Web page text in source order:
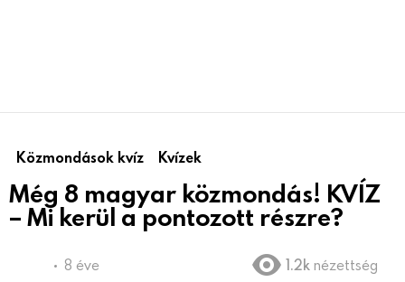
Közmondások kvíz Kvízek
Még 8 magyar közmondás! KVÍZ
– Mi kerül a pontozott részre?
8 éve 1.2k nézettség